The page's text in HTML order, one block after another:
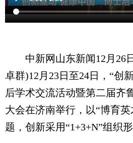
中新网山东新闻12月26
卓群)12月23日至24日，“创
后学术交流活动暨第二届齐
大会在济南举行，以“博育
题，创新采用“1+3+N”组织形